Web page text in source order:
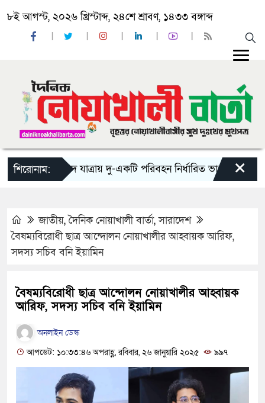
৮ই আগস্ট, ২০২৬ খ্রিস্টাব্দ, ২৪শে শ্রাবণ, ১৪৩৩ বঙ্গাব্দ
শিরোনাম:‘ঈদ যাত্রায় দু-একটি পরিবহন নির্ধারিত ভাড়ার চেয়েও কম
×
জাতীয়,দৈনিক নোয়াখালী বার্তা,সারাদেশ
বৈষম্যবিরোধী ছাত্র আন্দোলন নোয়াখালীর আহ্বায়ক আরিফ,
সদস্য সচিব বনি ইয়ামিন
বৈষম্যবিরোধী ছাত্র আন্দোলন নোয়াখালীর আহ্বায়ক
আরিফ, সদস্য সচিব বনি ইয়ামিন
অনলাইন ডেস্ক
আপডেট: ১০:৩৩:৪৬ অপরাহ্ণ, রবিবার, ২৬ জানুয়ারি ২০২৫
৯৯৭